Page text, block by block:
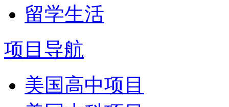
留学生活
项目导航
美国高中项目